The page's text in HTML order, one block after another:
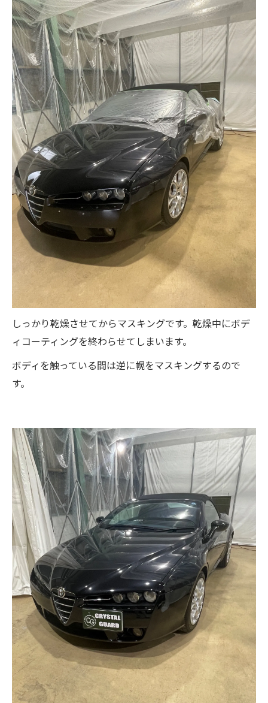
しっかり乾燥させてからマスキングです。乾燥中にボデ
ィコーティングを終わらせてしまいます。
ボディを触っている間は逆に幌をマスキングするので
す。